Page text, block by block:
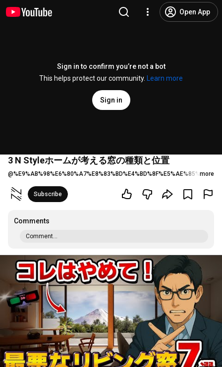
Open App
Sign in to confirm you’re not a bot
This helps protect our community.
Learn more
Sign in
3 N Styleホームが考える窓の種類と位置
@ more
Subscribe
Comments
Comment...